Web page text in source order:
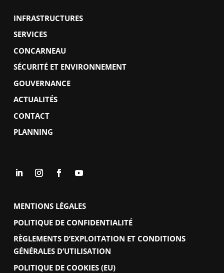
INFRASTRUCTURES
SERVICES
CONCARNEAU
SÉCURITÉ ET ENVIRONNEMENT
GOUVERNANCE
ACTUALITÉS
CONTACT
PLANNING
MENTIONS LÉGALES
POLITIQUE DE CONFIDENTIALITÉ
RÈGLEMENTS D’EXPLOITATION ET CONDITIONS
GÉNÉRALES D’UTILISATION
POLITIQUE DE COOKIES (EU)